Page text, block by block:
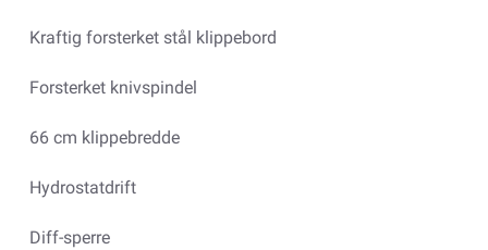
Kraftig forsterket stål klippebord
Forsterket knivspindel
66 cm klippebredde
Hydrostatdrift
Diff-sperre